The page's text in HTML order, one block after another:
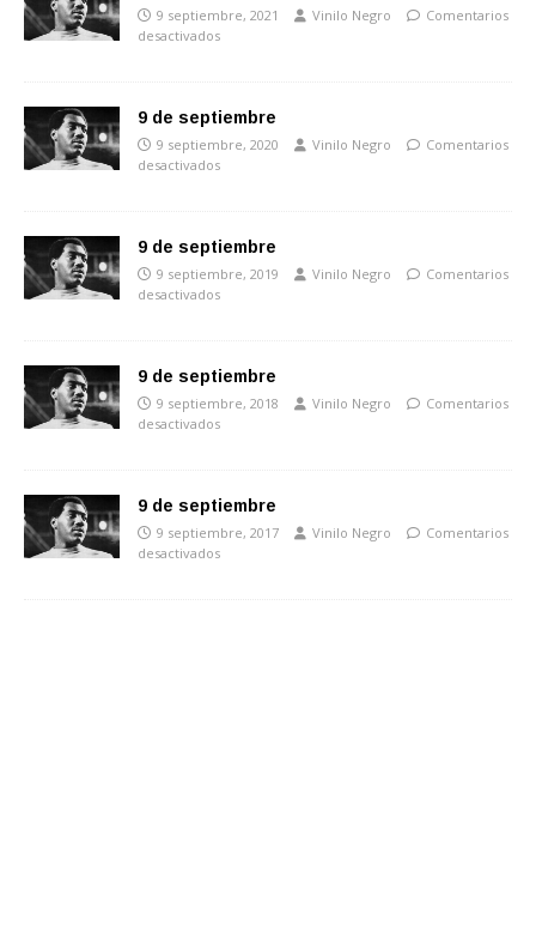
9 septiembre, 2021 Vinilo Negro
Comentarios
desactivados
9 de septiembre
9 septiembre, 2020 Vinilo Negro
Comentarios
desactivados
9 de septiembre
9 septiembre, 2019 Vinilo Negro
Comentarios
desactivados
9 de septiembre
9 septiembre, 2018 Vinilo Negro
Comentarios
desactivados
9 de septiembre
9 septiembre, 2017 Vinilo Negro
Comentarios
desactivados